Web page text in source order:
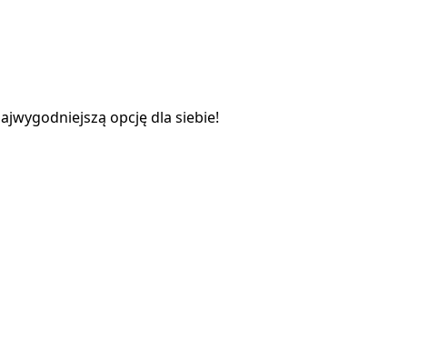
opcję dla siebie!